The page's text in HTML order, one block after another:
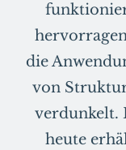
die
von
verdunkelt.
heute